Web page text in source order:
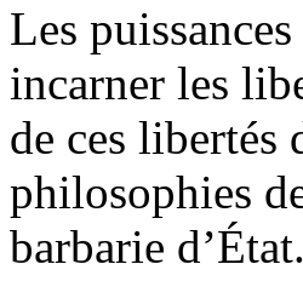
Les
incarner les
de ces libertés
philosophies
barbarie d’État.